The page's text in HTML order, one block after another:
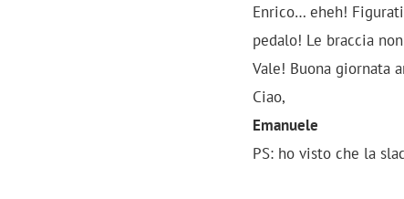
Enrico… eheh!
pedalo! Le braccia
Vale! Buona giornata
Ciao,
Emanuele
PS: ho visto che la